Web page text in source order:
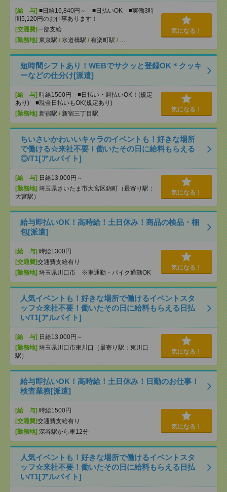
[給 与] ■日給16,840円～ ■日払いOK ■実働3時
間5,120円のお仕事あります！
[交通費]一部支給
[勤務地] 東京駅 / 水道橋駅 / 有楽町駅 / …
気になる！
短時間シフトあり！WEBでサクッと登録OK＊クッキ
ーなどの仕分け[派遣]
[給 与] 時給1500円 ■日払い・週払いOK！(規定
あり) ■現金日払いもOK(規定あり)
[勤務地] 新宿駅 / 新宿三丁目駅
気になる！
ちいさいかわいいキャラのイベントも！好きな場所
で働ける☆来社不要！働いたその日に給料もらえる
◎/T1[アルバイト]
[給 与] 日給13,000円～
[勤務地] 埼玉県さいたま市大宮区錦町（最寄り駅：
大宮駅）
気になる！
給与即払いOK！高時給！土日休み！商品の検品・梱
包[派遣]
[給 与] 時給1300円
[交通費]交通費支給有り
[勤務地] 埼玉県川口市 ※車通勤・バイク通勤OK
気になる！
人気イベントも！好きな場所で働けるイベントスタ
ッフ☆来社不要！働いたその日に給料もらえる日払
い/T1[アルバイト]
[給 与] 日給13,000円～
[勤務地] 埼玉県川口市東川口（最寄り駅：東川口
駅）
気になる！
給与即払いOK！高時給！土日休み！日勤のお仕事！
検査業務[派遣]
[給 与] 時給1500円
[交通費]交通費支給有り
[勤務地] 深谷駅から車12分
気になる！
人気イベントも！好きな場所で働けるイベントスタ
ッフ☆来社不要！働いたその日に給料もらえる日払
い/T1[アルバイト]